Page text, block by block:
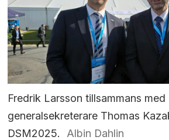
Fredrik Larsson tillsammans med
generalsekreterare Thomas
DSM2025.
Albin Dahlin